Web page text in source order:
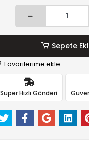
Sepete
Favorilerime ekle
Süper Hızlı Gönderi